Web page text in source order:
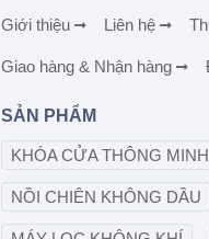
Giới thiệu Liên hệ
Giao hàng & Nhận hàng
SẢN PHẨM
KHÓA CỬA THÔNG MINH
NỒI CHIÊN KHÔNG DẦU